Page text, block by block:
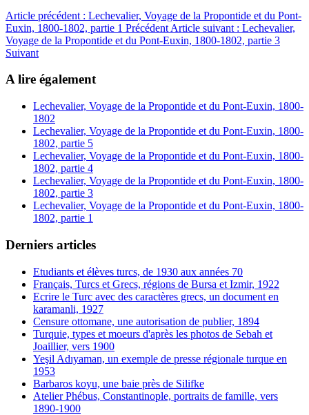
Article précédent : Lechevalier, Voyage de la Propontide et du Pont-
Euxin, 1800-1802, partie 1 Précédent Article suivant : Lechevalier,
Voyage de la Propontide et du Pont-Euxin, 1800-1802, partie 3
Suivant
A lire également
Lechevalier, Voyage de la Propontide et du Pont-Euxin, 1800-
1802
Lechevalier, Voyage de la Propontide et du Pont-Euxin, 1800-
1802, partie 5
Lechevalier, Voyage de la Propontide et du Pont-Euxin, 1800-
1802, partie 4
Lechevalier, Voyage de la Propontide et du Pont-Euxin, 1800-
1802, partie 3
Lechevalier, Voyage de la Propontide et du Pont-Euxin, 1800-
1802, partie 1
Derniers articles
Etudiants et élèves turcs, de 1930 aux années 70
Français, Turcs et Grecs, régions de Bursa et Izmir, 1922
Ecrire le Turc avec des caractères grecs, un document en
karamanli, 1927
Censure ottomane, une autorisation de publier, 1894
Turquie, types et moeurs d'après les photos de Sebah et
Joaillier, vers 1900
Yeşil Adıyaman, un exemple de presse régionale turque en
1953
Barbaros koyu, une baie près de Silifke
Atelier Phébus, Constantinople, portraits de famille, vers
1890-1900